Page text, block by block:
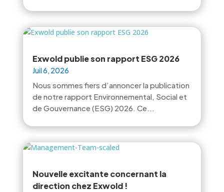
Exwold publie son rapport ESG 2026
Juil 6, 2026
Nous sommes fiers d’annoncer la publication
de notre rapport Environnemental, Social et
de Gouvernance (ESG) 2026. Ce...
Nouvelle excitante concernant la
direction chez Exwold !